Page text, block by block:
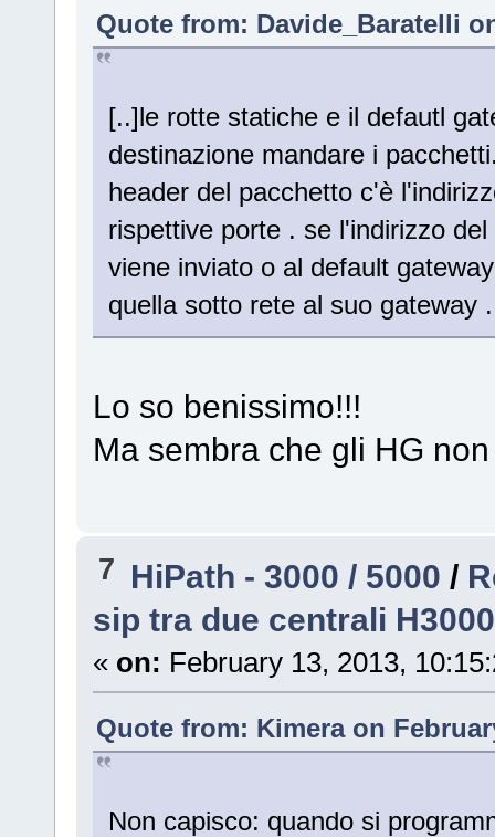
Quote from: Davide_Baratelli
[..]le rotte statiche e il defautl
destinazione mandare i
header del pacchetto c'è
rispettive porte . se l'indirizzo
viene inviato o al default
quella sotto rete al suo gateway
Lo so benissimo!!!
Ma sembra che gli HG
7 HiPath - 3000 / 5000 /
sip tra due centrali H3000
« on: February 13, 2013,
Quote from: Kimera on
Non capisco: quando si